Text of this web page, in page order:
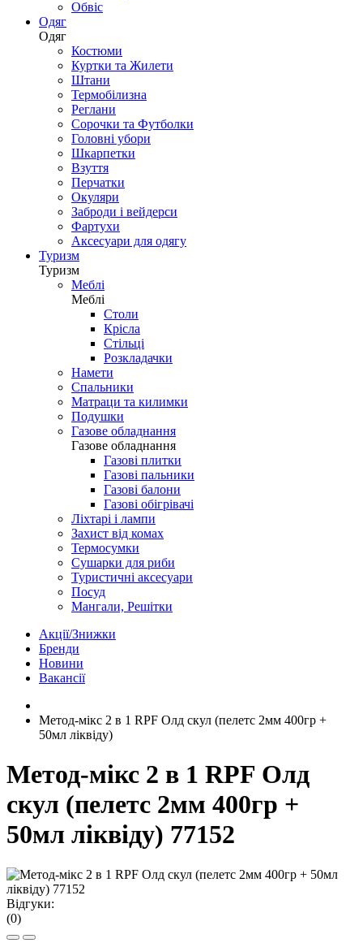
Обвіс
Одяг
Одяг
Костюми
Куртки та Жилети
Штани
Термобілизна
Реглани
Сорочки та Футболки
Головні убори
Шкарпетки
Взуття
Перчатки
Окуляри
Заброди і вейдерси
Фартухи
Аксесуари для одягу
Туризм
Туризм
Меблі
Меблі
Столи
Крісла
Стільці
Розкладачки
Намети
Спальники
Матраци та килимки
Подушки
Газове обладнання
Газове обладнання
Газові плитки
Газові пальники
Газові балони
Газові обігрівачі
Ліхтарі і лампи
Захист від комах
Термосумки
Сушарки для риби
Туристичні аксесуари
Посуд
Мангали, Решітки
Акції/Знижки
Бренди
Новини
Вакансії
Метод-мікс 2 в 1 RPF Олд скул (пелетс 2мм 400гр +
50мл ліквіду)
Метод-мікс 2 в 1 RPF Олд
скул (пелетс 2мм 400гр +
50мл ліквіду) 77152
Відгуки:
(0)